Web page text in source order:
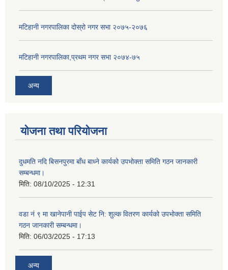
मटिहानी नगरपालिका दोस्रो नगर सभा २०७५-२०७६
मटिहानी नगरपालिका,प्रथम नगर सभा २०७४-७५
अन्य
योजना तथा परियोजना
दुधमति नदि बिसनपुरमा बाँध बाध्ने कार्यको उपभोक्ता समिति गठन जानकारी
सम्बन्धमा।
मिति: 08/10/2025 - 12:31
वडा नं ९ मा खानेपानी पाईप सेट नि: शुल्क वितरण कार्यको उपभोक्ता समिति
गठन जानकारी सम्बन्धमा।
मिति: 06/03/2025 - 17:13
अन्य